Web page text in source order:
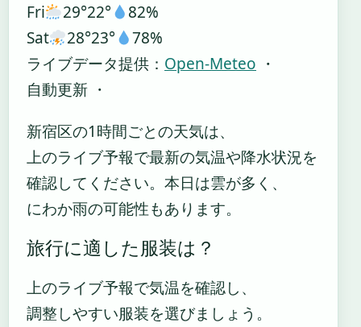
Fri
29°22°
82%
Sat
28°23°
78%
ライブデータ提供： Open-Meteo ・
自動更新 ・
新宿区の1時間ごとの天気は、
上のライブ予報で最新の気温や降水状況を
確認してください。本日は雲が多く、
にわか雨の可能性もあります。
旅行に適した服装は？
上のライブ予報で気温を確認し、
調整しやすい服装を選びましょう。